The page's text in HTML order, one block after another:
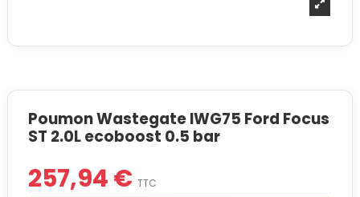
Poumon Wastegate IWG75 Ford Focus
ST 2.0L ecoboost 0.5 bar
257,94 € TTC